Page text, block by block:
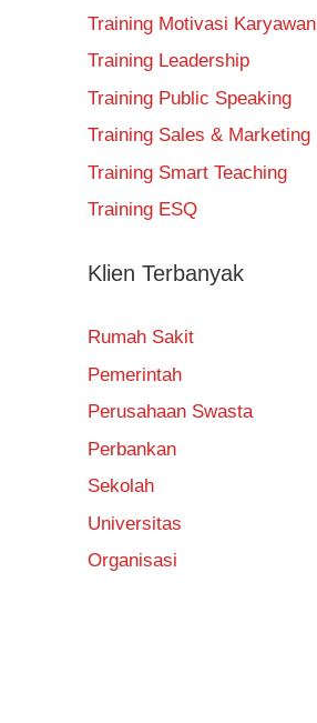
Training Motivasi Karyawan
Training Leadership
Training Public Speaking
Training Sales & Marketing
Training Smart Teaching
Training ESQ
Klien Terbanyak
Rumah Sakit
Pemerintah
Perusahaan Swasta
Perbankan
Sekolah
Universitas
Organisasi